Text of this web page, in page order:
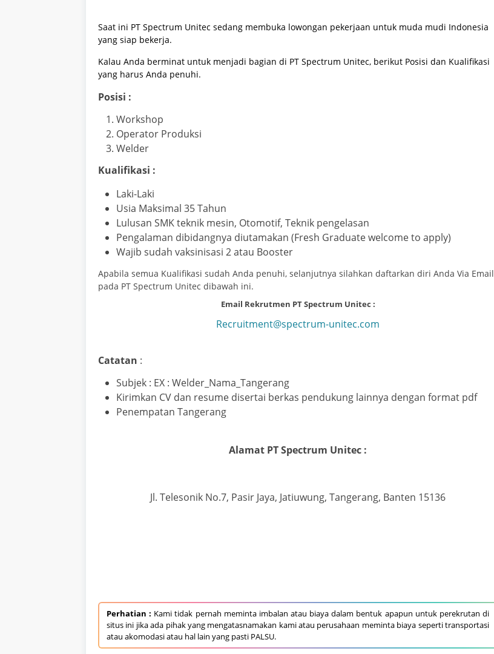
Saat ini PT Spectrum Unitec sedang membuka lowongan pekerjaan untuk muda mudi Indonesia
yang siap bekerja.
Kalau Anda berminat untuk menjadi bagian di PT Spectrum Unitec, berikut Posisi dan Kualifikasi
yang harus Anda penuhi.
Posisi :
Workshop
Operator Produksi
Welder
Kualifikasi :
Laki-Laki
Usia Maksimal 35 Tahun
Lulusan SMK teknik mesin, Otomotif, Teknik pengelasan
Pengalaman dibidangnya diutamakan (Fresh Graduate welcome to apply)
Wajib sudah vaksinisasi 2 atau Booster
Apabila semua Kualifikasi sudah Anda penuhi, selanjutnya silahkan daftarkan diri Anda Via Email
pada PT Spectrum Unitec dibawah ini.
Email Rekrutmen PT Spectrum Unitec :
Recruitment@spectrum-unitec.com
Catatan :
Subjek : EX : Welder_Nama_Tangerang
Kirimkan CV dan resume disertai berkas pendukung lainnya dengan format pdf
Penempatan Tangerang
Alamat PT Spectrum Unitec :
Jl. Telesonik No.7, Pasir Jaya, Jatiuwung, Tangerang, Banten 15136
Perhatian : Kami tidak pernah meminta imbalan atau biaya dalam bentuk apapun untuk perekrutan di
situs ini jika ada pihak yang mengatasnamakan kami atau perusahaan meminta biaya seperti transportasi
atau akomodasi atau hal lain yang pasti PALSU.